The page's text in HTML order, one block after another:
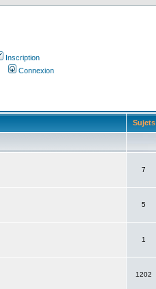
Inscription
Connexion
Sujets
7
5
1
1202